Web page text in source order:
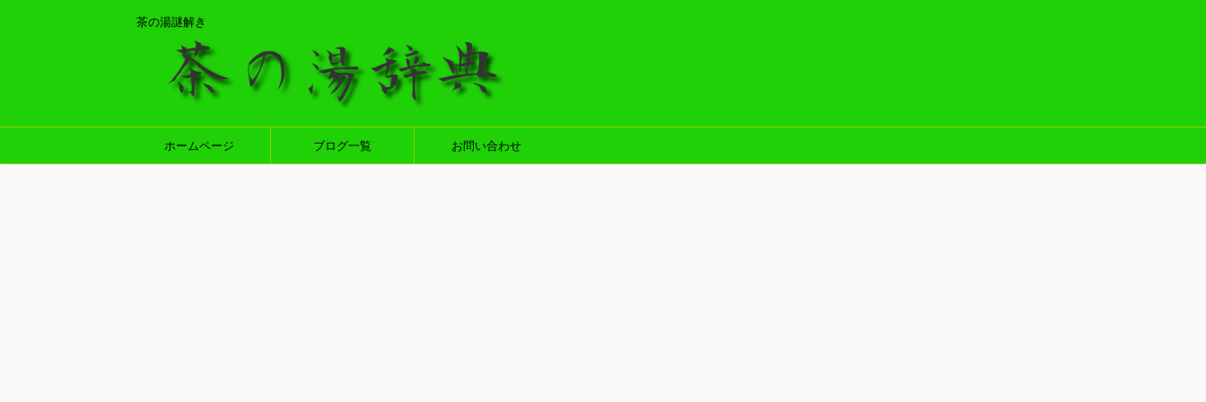
茶の湯謎解き
ホームページ ブログ一覧 お問い合わせ